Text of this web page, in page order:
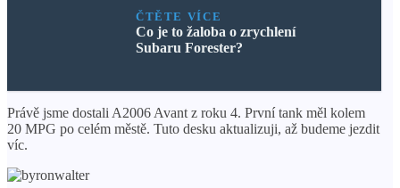
ČTĚTE VÍCE
Co je to žaloba o zrychlení
Subaru Forester?
Právě jsme dostali A2006 Avant z roku 4. První tank měl kolem
20 MPG po celém městě. Tuto desku aktualizuji, až budeme jezdit
víc.